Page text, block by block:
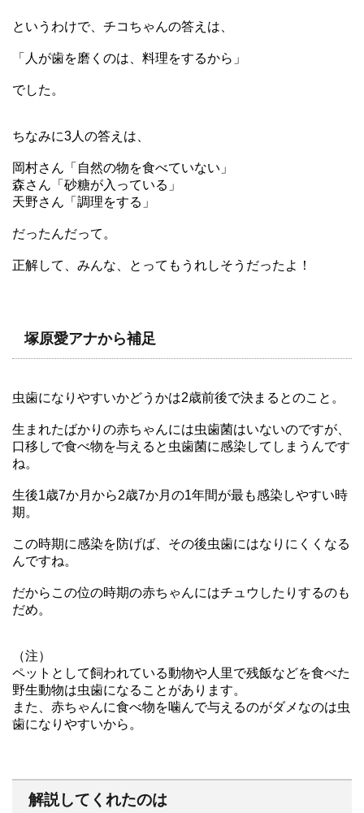
というわけで、チコちゃんの答えは、
「人が歯を磨くのは、料理をするから」
でした。
ちなみに3人の答えは、
岡村さん「自然の物を食べていない」
森さん「砂糖が入っている」
天野さん「調理をする」
だったんだって。
正解して、みんな、とってもうれしそうだったよ！
塚原愛アナから補足
虫歯になりやすいかどうかは2歳前後で決まるとのこと。
生まれたばかりの赤ちゃんには虫歯菌はいないのですが、
口移しで食べ物を与えると虫歯菌に感染してしまうんです
ね。
生後1歳7か月から2歳7か月の1年間が最も感染しやすい時
期。
この時期に感染を防げば、その後虫歯にはなりにくくなる
んですね。
だからこの位の時期の赤ちゃんにはチュウしたりするのも
だめ。
（注）
ペットとして飼われている動物や人里で残飯などを食べた
野生動物は虫歯になることがあります。
また、赤ちゃんに食べ物を噛んで与えるのがダメなのは虫
歯になりやすいから。
解説してくれたのは